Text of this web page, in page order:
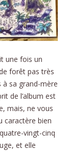
une fois un
forêt pas très
sa grand-mère
de l’album est
mais, ne vous
caractère bien
vingt-cinq
et elle